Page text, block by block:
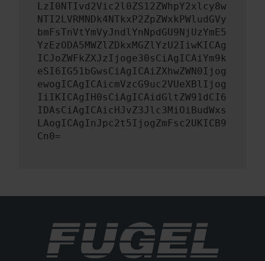
LzI0NTIvd2Vic2l0ZS12ZWhpY2xlcy8w
NTI2LVRMNDk4NTkxP2ZpZWxkPWludGVy
bmFsTnVtYmVyJndlYnNpdGU9NjUzYmE5
YzEzODA5MWZlZDkxMGZlYzU2IiwKICAg
ICJoZWFkZXJzIjoge30sCiAgICAiYm9k
eSI6IG51bGwsCiAgICAiZXhwZWN0Ijog
ewogICAgICAicmVzcG9uc2VUeXBlIjog
IiIKICAgIH0sCiAgICAidGltZW91dCI6
IDAsCiAgICAicHJvZ3Jlc3MiOiBudWxs
LAogICAgInJpc2t5IjogZmFsc2UKICB9
Cn0=